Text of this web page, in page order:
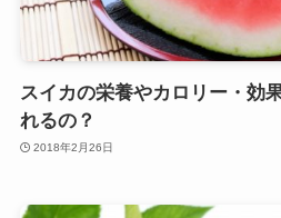
スイカの栄養やカロリー・効
れるの？
2018年2月26日